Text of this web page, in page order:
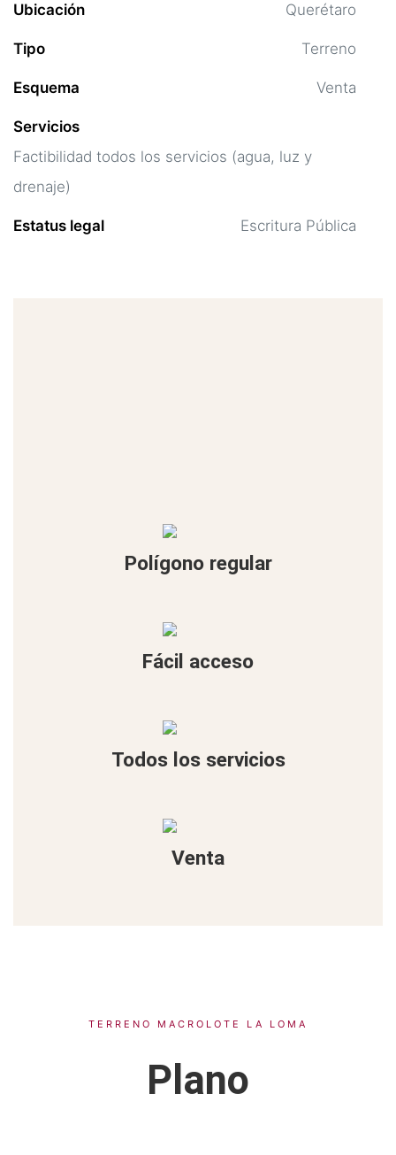
Ubicación Querétaro
Tipo Terreno
Esquema Venta
Servicios
Factibilidad todos los servicios (agua, luz y
drenaje)
Estatus legal Escritura Pública
Polígono regular
Fácil acceso
Todos los servicios
Venta
TERRENO MACROLOTE LA LOMA
Plano